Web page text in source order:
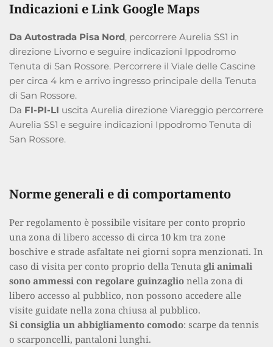
Indicazioni e Link Google Maps
Da Autostrada Pisa Nord, percorrere Aurelia SS1 in
direzione Livorno e seguire indicazioni Ippodromo
Tenuta di San Rossore. Percorrere il Viale delle Cascine
per circa 4 km e arrivo ingresso principale della Tenuta
di San Rossore.
Da FI-PI-LI uscita Aurelia direzione Viareggio percorrere
Aurelia SS1 e seguire indicazioni Ippodromo Tenuta di
San Rossore.
Norme generali e di comportamento
Per regolamento è possibile visitare per conto proprio
una zona di libero accesso di circa 10 km tra zone
boschive e strade asfaltate nei giorni sopra menzionati. In
caso di visita per conto proprio della Tenuta gli animali
sono ammessi con regolare guinzaglio nella zona di
libero accesso al pubblico, non possono accedere alle
visite guidate nella zona chiusa al pubblico.
Si consiglia un abbigliamento comodo: scarpe da tennis
o scarponcelli, pantaloni lunghi.